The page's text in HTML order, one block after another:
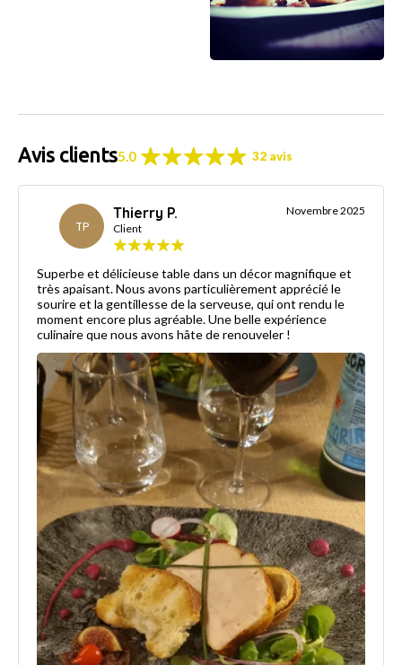
Avis clients5.0 32 avis
TP
Thierry P.
Client
Novembre 2025
Superbe et délicieuse table dans un décor magnifique et
très apaisant. Nous avons particulièrement apprécié le
sourire et la gentillesse de la serveuse, qui ont rendu le
moment encore plus agréable. Une belle expérience
culinaire que nous avons hâte de renouveler !